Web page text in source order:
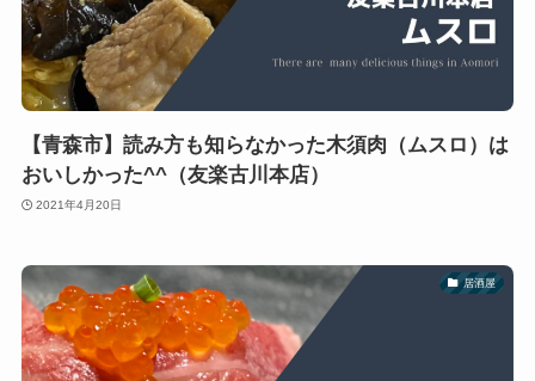
【青森市】読み方も知らなかった木須肉（ムスロ）は
おいしかった^^（友楽古川本店）
2021年4月20日
居酒屋